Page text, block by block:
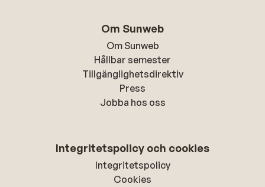
Om Sunweb
Om Sunweb
Hållbar semester
Tillgänglighetsdirektiv
Press
Jobba hos oss
Integritetspolicy och cookies
Integritetspolicy
Cookies